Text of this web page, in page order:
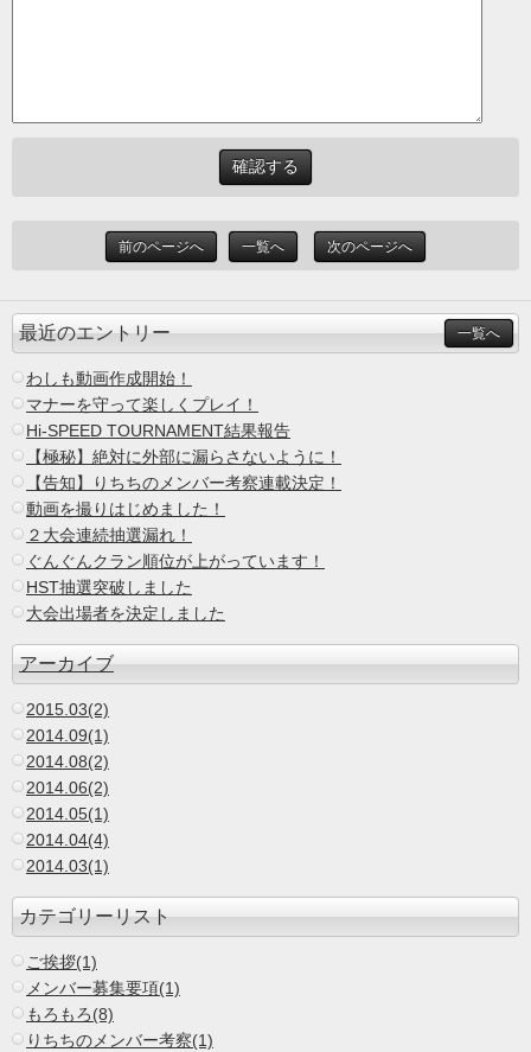
前のページへ 一覧へ 次のページへ
最近のエントリー 一覧へ
わしも動画作成開始！
マナーを守って楽しくプレイ！
Hi-SPEED TOURNAMENT結果報告
【極秘】絶対に外部に漏らさないように！
【告知】りちちのメンバー考察連載決定！
動画を撮りはじめました！
２大会連続抽選漏れ！
ぐんぐんクラン順位が上がっています！
HST抽選突破しました
大会出場者を決定しました
アーカイブ
2015.03(2)
2014.09(1)
2014.08(2)
2014.06(2)
2014.05(1)
2014.04(4)
2014.03(1)
カテゴリーリスト
ご挨拶(1)
メンバー募集要項(1)
もろもろ(8)
りちちのメンバー考察(1)